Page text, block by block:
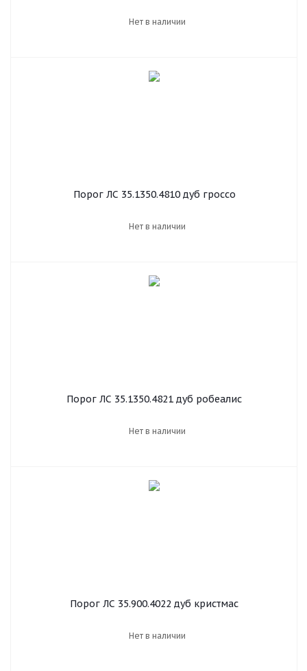
Нет в наличии
Порог ЛС 35.1350.4810 дуб гроссо
Нет в наличии
Порог ЛС 35.1350.4821 дуб робеалис
Нет в наличии
Порог ЛС 35.900.4022 дуб кристмас
Нет в наличии